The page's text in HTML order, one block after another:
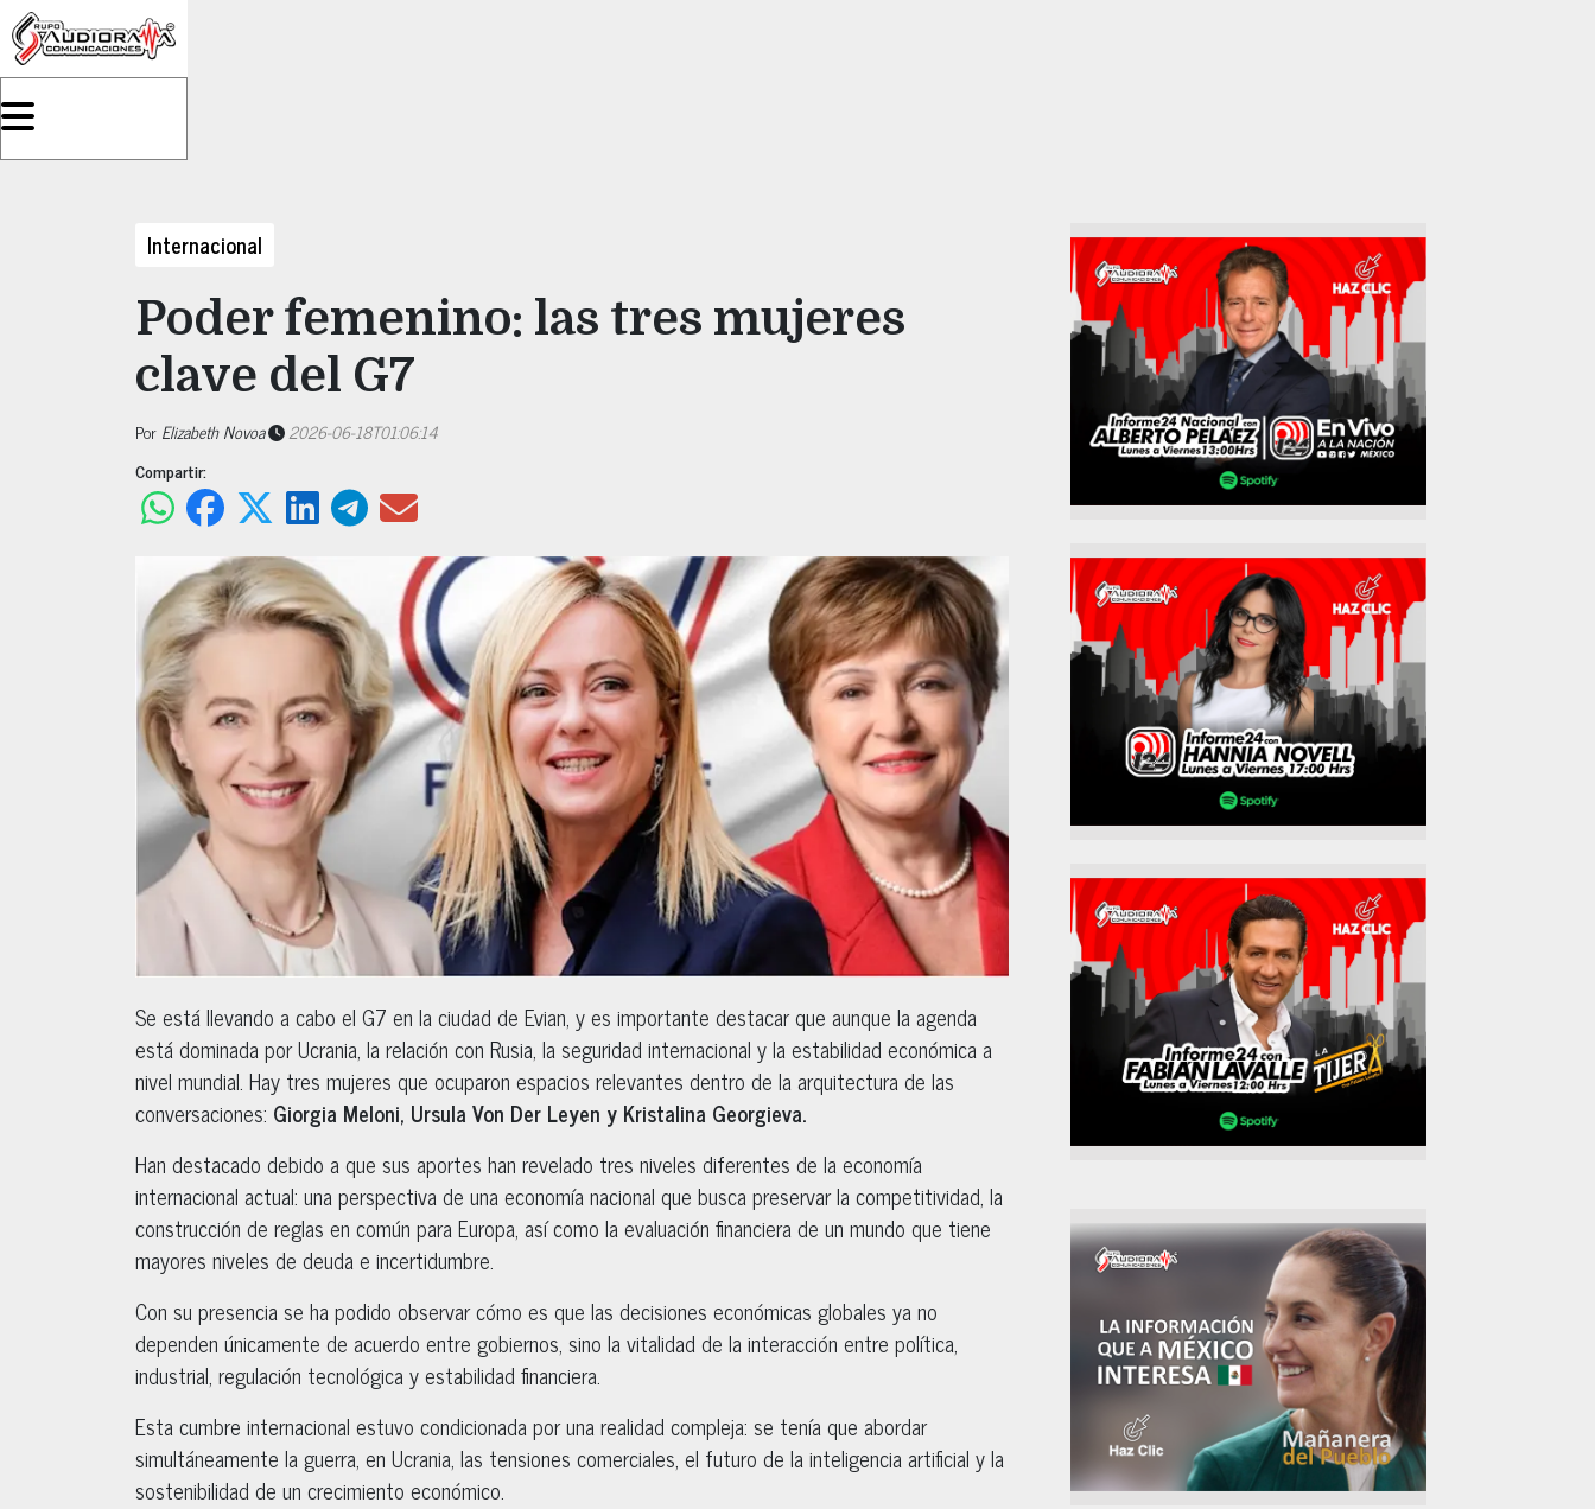
Internacional
Poder femenino: las tres mujeres
clave del G7
Por Elizabeth Novoa
2026-06-18T01:06:14
Compartir:
Se está llevando a cabo el G7 en la ciudad de Evian, y es importante destacar que aunque la agenda
está dominada por Ucrania, la relación con Rusia, la seguridad internacional y la estabilidad económica a
nivel mundial. Hay tres mujeres que ocuparon espacios relevantes dentro de la arquitectura de las
conversaciones: Giorgia Meloni, Ursula Von Der Leyen y Kristalina Georgieva.
Han destacado debido a que sus aportes han revelado tres niveles diferentes de la economía
internacional actual: una perspectiva de una economía nacional que busca preservar la competitividad, la
construcción de reglas en común para Europa, así como la evaluación financiera de un mundo que tiene
mayores niveles de deuda e incertidumbre.
Con su presencia se ha podido observar cómo es que las decisiones económicas globales ya no
dependen únicamente de acuerdo entre gobiernos, sino la vitalidad de la interacción entre política,
industrial, regulación tecnológica y estabilidad financiera.
Esta cumbre internacional estuvo condicionada por una realidad compleja: se tenía que abordar
simultáneamente la guerra, en Ucrania, las tensiones comerciales, el futuro de la inteligencia artificial y la
sostenibilidad de un crecimiento económico.